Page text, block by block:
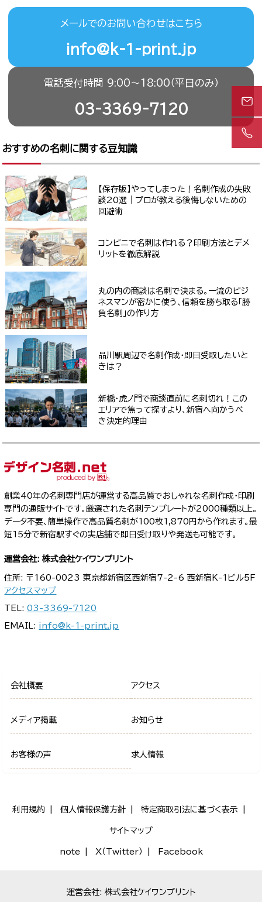
メールでのお問い合わせはこちら
info@k-1-print.jp
電話受付時間 9:00〜18:00（平日のみ）
03-3369-7120
おすすめの名刺に関する豆知識
【保存版】やってしまった！名刺作成の失敗
談20選｜プロが教える後悔しないための
回避術
コンビニで名刺は作れる？印刷方法とデメ
リットを徹底解説
丸の内の商談は名刺で決まる。一流のビジ
ネスマンが密かに使う、信頼を勝ち取る「勝
負名刺」の作り方
品川駅周辺で名刺作成・即日受取したいと
きは？
新橋・虎ノ門で商談直前に名刺切れ！この
エリアで焦って探すより、新宿へ向かうべ
き決定的理由
創業40年の名刺専門店が運営する高品質でおしゃれな名刺作成・印刷
専門の通販サイトです。厳選された名刺テンプレートが2000種類以上。
データ不要、簡単操作で高品質名刺が100枚1,870円から作れます。最
短15分で新宿駅すぐの実店舗で即日受け取りや発送も可能です。
運営会社: 株式会社ケイワンプリント
住所: 〒160-0023 東京都新宿区西新宿7-2-6 西新宿K-1ビル5F
アクセスマップ
TEL:03-3369-7120
EMAIL: info@k-1-print.jp
会社概要 アクセス
メディア掲載 お知らせ
お客様の声 求人情報
利用規約 個人情報保護方針 特定商取引法に基づく表示
サイトマップ
note X（Twitter） Facebook
運営会社: 株式会社ケイワンプリント